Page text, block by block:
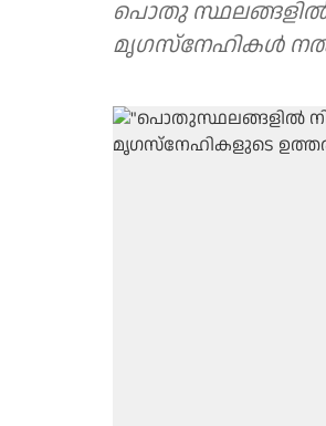
പൊതു സ്ഥലങ്ങളില്‍
മൃഗസ്‌നേഹികള്‍